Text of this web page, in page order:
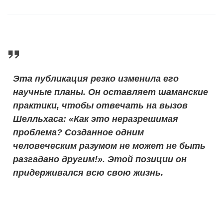
Эта публикация резко изменила его
научные планы. Он оставляет шаманские
практики, чтобы отвечать на вызов
Шелльхаса: «Как это неразрешимая
проблема? Созданное одним
человеческим разумом не может не быть
разгадано другим!». Этой позиции он
придерживался всю свою жизнь.